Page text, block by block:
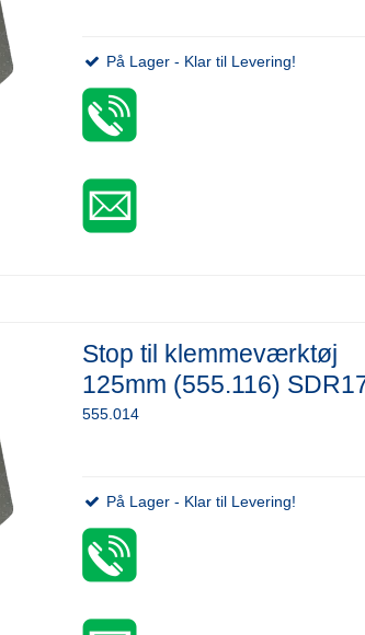
På Lager - Klar til Levering!
Stop til klemmeværktøj
125mm (555.116)
555.014
På Lager - Klar til Levering!